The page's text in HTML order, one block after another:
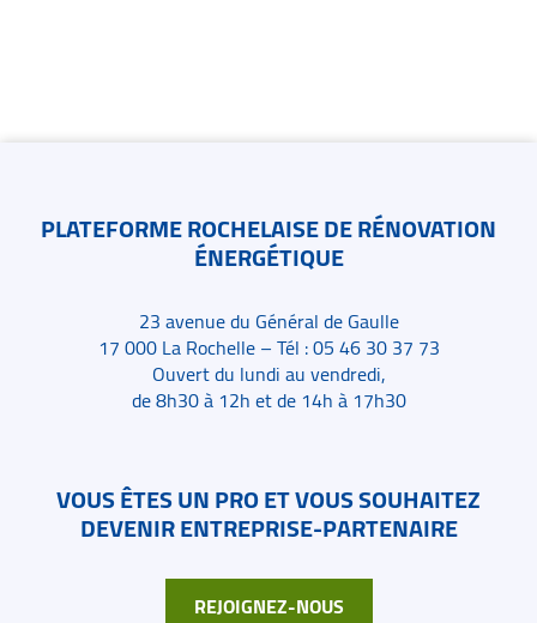
PLATEFORME ROCHELAISE DE RÉNOVATION
ÉNERGÉTIQUE
23 avenue du Général de Gaulle
17 000 La Rochelle – Tél : 05 46 30 37 73
Ouvert du lundi au vendredi,
de 8h30 à 12h et de 14h à 17h30
VOUS ÊTES UN PRO ET VOUS SOUHAITEZ
DEVENIR ENTREPRISE-PARTENAIRE
REJOIGNEZ-NOUS